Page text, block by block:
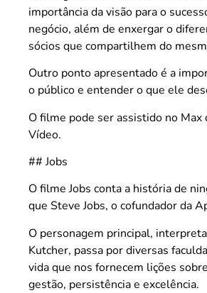
importância da visão para o
negócio, além de enxergar o
sócios que compartilhem do
Outro ponto apresentado é a
o público e entender o que ele
O filme pode ser assistido no Max
Vídeo.
## Jobs
O filme Jobs conta a história de
que Steve Jobs, o cofundador da
O personagem principal,
Kutcher, passa por diversas
vida que nos fornecem lições
gestão, persistência e excelência.